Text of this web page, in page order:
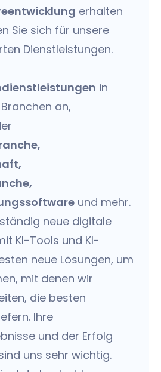
erhalten
Sie sich für unsere
Dienstleistungen.
in
an,
und mehr.
neue digitale
KI-Tools und KI-
neue Lösungen, um
mit denen wir
die besten
Ihre
und der Erfolg
uns sehr wichtig.